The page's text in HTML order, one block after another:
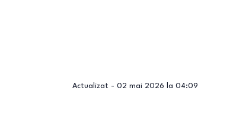
Actualizat - 02 mai 2026 la 04:09